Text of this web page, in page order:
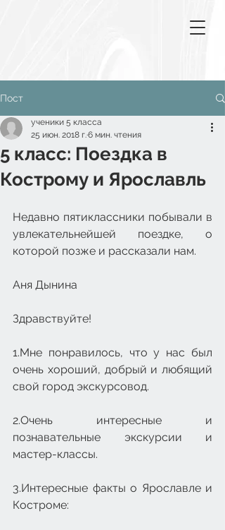
Пост
5 класс: Поездка в
Кострому и Ярославль
ученики 5 класса
25 июн. 2018 г.6 мин. чтения
Недавно пятиклассники побывали в
увлекательнейшей поездке, о
которой позже и рассказали нам.
Аня Дынина
Здравствуйте!
1.Мне понравилось, что у нас был
очень хороший, добрый и любящий
свой город экскурсовод.
2.Очень интересные и
познавательные экскурсии и
мастер-классы.
3.Интересные факты о Ярославле и
Костроме: